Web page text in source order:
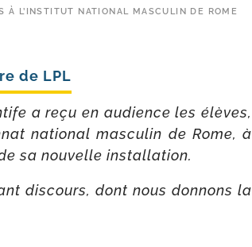
À L’INSTITUT NATIONAL MASCULIN DE ROME
a reçu en audience les élèves,
natio­nal mas­cu­lin de Rome, à
sa nou­velle installation.
dis­cours, dont nous don­nons la